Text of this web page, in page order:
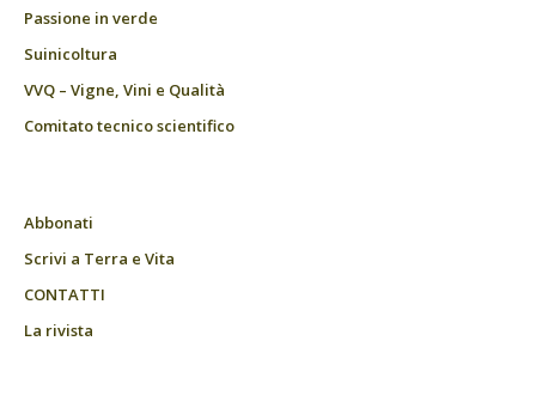
Passione in verde
Suinicoltura
VVQ – Vigne, Vini e Qualità
Comitato tecnico scientifico
Abbonati
Scrivi a Terra e Vita
CONTATTI
La rivista